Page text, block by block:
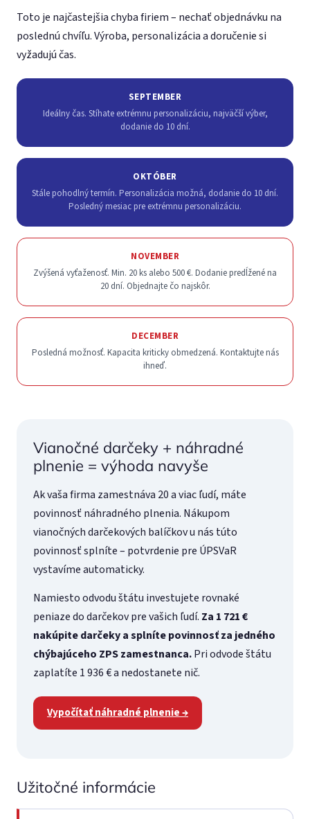
Toto je najčastejšia chyba firiem – nechať objednávku na
poslednú chvíľu. Výroba, personalizácia a doručenie si
vyžadujú čas.
SEPTEMBER
Ideálny čas. Stíhate extrémnu personalizáciu, najväčší výber,
dodanie do 10 dní.
OKTÓBER
Stále pohodlný termín. Personalizácia možná, dodanie do 10 dní.
Posledný mesiac pre extrémnu personalizáciu.
NOVEMBER
Zvýšená vyťaženosť. Min. 20 ks alebo 500 €. Dodanie predĺžené na
20 dní. Objednajte čo najskôr.
DECEMBER
Posledná možnosť. Kapacita kriticky obmedzená. Kontaktujte nás
ihneď.
Vianočné darčeky + náhradné
plnenie = výhoda navyše
Ak vaša firma zamestnáva 20 a viac ľudí, máte
povinnosť náhradného plnenia. Nákupom
vianočných darčekových balíčkov u nás túto
povinnosť splníte – potvrdenie pre ÚPSVaR
vystavíme automaticky.
Namiesto odvodu štátu investujete rovnaké
peniaze do darčekov pre vašich ľudí. Za 1 721 €
nakúpite darčeky a splníte povinnosť za jedného
chýbajúceho ZPS zamestnanca.Pri odvode štátu
zaplatíte 1 936 € a nedostanete nič.
Vypočítať náhradné plnenie →
Užitočné informácie